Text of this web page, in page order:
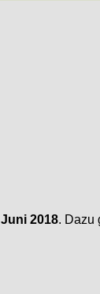
Juni 2018. Dazu